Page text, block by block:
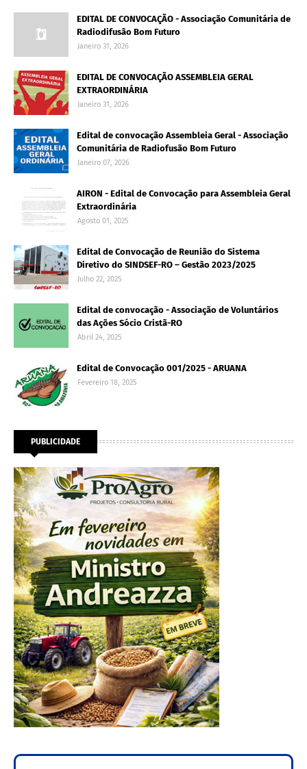
EDITAL DE CONVOCAÇÃO - Associação Comunitária de
Radiodifusão Bom Futuro
Janeiro 31, 2026
EDITAL DE CONVOCAÇÃO ASSEMBLEIA GERAL
EXTRAORDINÁRIA
Janeiro 31, 2026
Edital de convocação Assembleia Geral - Associação
Comunitária de Radiofusão Bom Futuro
Janeiro 07, 2026
AIRON - Edital de Convocação para Assembleia Geral
Extraordinária
Agosto 01, 2025
Edital de Convocação de Reunião do Sistema
Diretivo do SINDSEF-RO – Gestão 2023/2025
Julho 22, 2025
Edital de convocação - Associação de Voluntários
das Ações Sócio Cristã-RO
Abril 24, 2025
Edital de Convocação 001/2025 - ARUANA
Fevereiro 18, 2025
PUBLICIDADE